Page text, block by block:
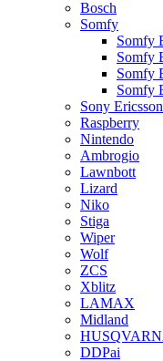
Bosch
Somfy
Somfy
Somfy
Somfy
Somfy
Sony Ericsson
Raspberry
Nintendo
Ambrogio
Lawnbott
Lizard
Niko
Stiga
Wiper
Wolf
ZCS
Xblitz
LAMAX
Midland
DDPai